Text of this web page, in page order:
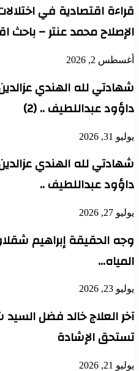
قراءة اقتصادية في
الإصلاح محمد عنتر – باحث
أغسطس 2, 2026
شهادتي لله الهندي
داؤود عبداللطيف .. (2)
يوليو 31, 2026
شهادتي لله الهندي
داؤود عبداللطيف ..
يوليو 27, 2026
وجه الحقيقة إبراهيم
المياه…
يوليو 23, 2026
آخر العلاج خالد فضل
تستحق الإشادة
يوليو 21, 2026